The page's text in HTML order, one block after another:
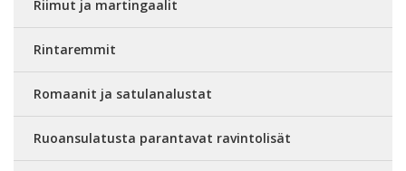
Riimut ja martingaalit
Rintaremmit
Romaanit ja satulanalustat
Ruoansulatusta parantavat ravintolisät